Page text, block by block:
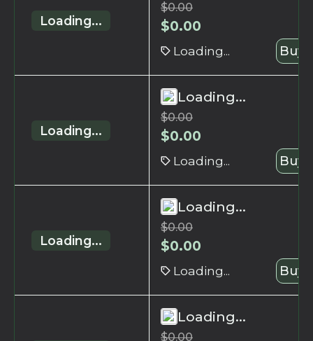
Loading...
$0.00
$0.00
Loading... Buy
Loading...
Loading...
$0.00
$0.00
Loading... Buy
Loading...
Loading...
$0.00
$0.00
Loading... Buy
Loading...
$0.00